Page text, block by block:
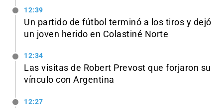
12:39
Un partido de fútbol terminó a los tiros y dejó
un joven herido en Colastiné Norte
12:34
Las visitas de Robert Prevost que forjaron su
vínculo con Argentina
12:27